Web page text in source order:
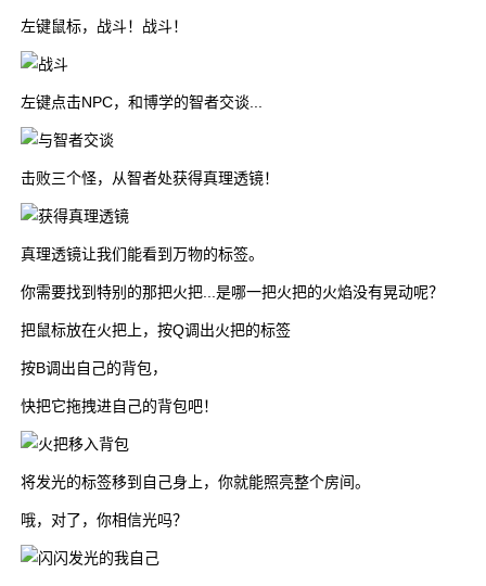
左键鼠标，战斗！战斗！
左键点击NPC，和博学的智者交谈...
击败三个怪，从智者处获得真理透镜！
真理透镜让我们能看到万物的标签。
你需要找到特别的那把火把...是哪一把火把的火焰没有晃动呢？
把鼠标放在火把上，按Q调出火把的标签
按B调出自己的背包，
快把它拖拽进自己的背包吧！
将发光的标签移到自己身上，你就能照亮整个房间。
哦，对了，你相信光吗？